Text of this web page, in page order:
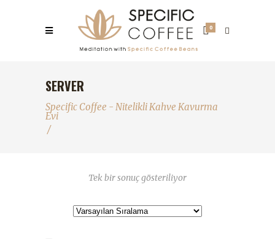
0
SERVER
Specific Coffee - Nitelikli Kahve Kavurma
Evi
/
Tek bir sonuç gösteriliyor